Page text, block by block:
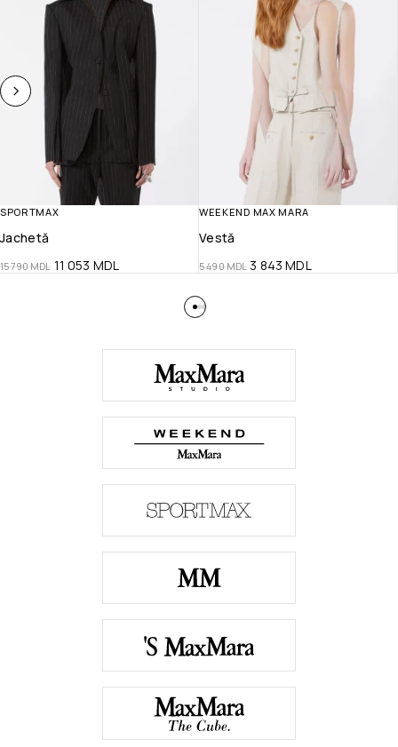
SPORTMAX
Jachetă
15 790MDL 11 053 MDL
WEEKEND MAX MARA
Vestă
5 490MDL 3 843MDL